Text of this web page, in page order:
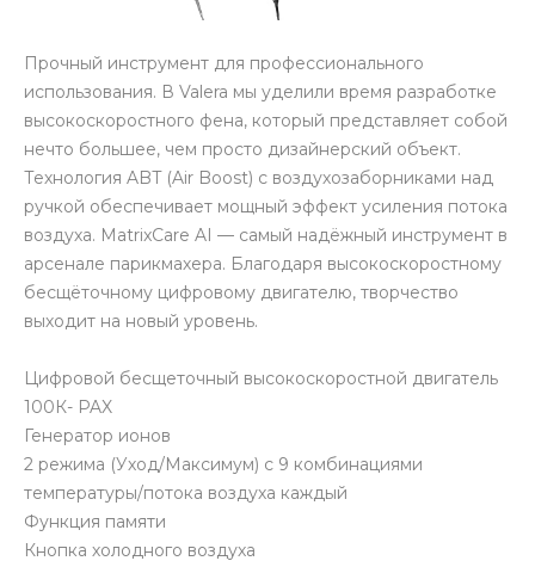
Прочный инструмент для профессионального
использования. В Valera мы уделили время разработке
высокоскоростного фена, который представляет собой
нечто большее, чем просто дизайнерский объект.
Технология ABT (Air Boost) с воздухозаборниками над
ручкой обеспечивает мощный эффект усиления потока
воздуха. MatrixCare AI — самый надёжный инструмент в
арсенале парикмахера. Благодаря высокоскоростному
бесщёточному цифровому двигателю, творчество
выходит на новый уровень.
Цифровой бесщеточный высокоскоростной двигатель
100К- PAX
Генератор ионов
2 режима (Уход/Максимум) с 9 комбинациями
температуры/потока воздуха каждый
Функция памяти
Кнопка холодного воздуха